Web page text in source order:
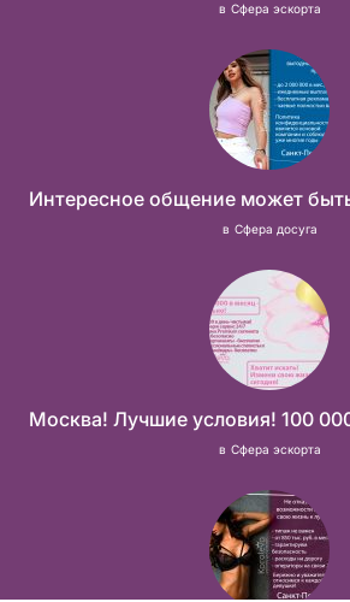
в Сфера эскорта
в Сфера досуга
в Сфера эскорта